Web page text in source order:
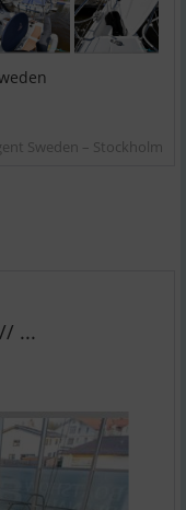
Sweden – Stockholm
...